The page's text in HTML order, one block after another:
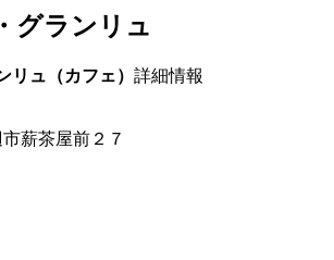
グランリュ
リュ（カフェ） 詳細情報
薪茶屋前２７